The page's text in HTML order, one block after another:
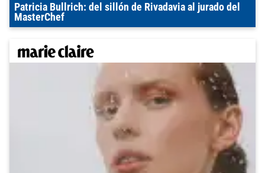
Patricia Bullrich: del sillón de Rivadavia al jurado del
MasterChef